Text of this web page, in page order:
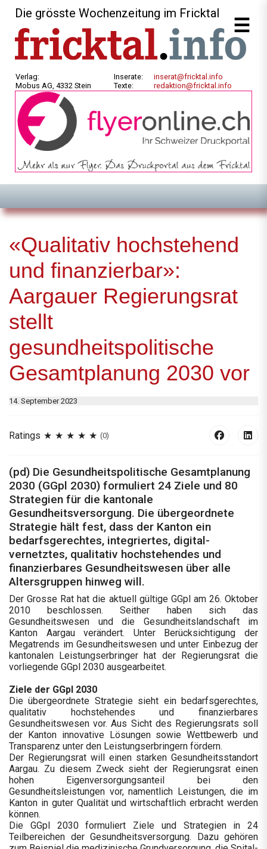
Die grösste Wochenzeitung im Fricktal
Verlag:
Mobus AG, 4332 Stein
Inserate:
Texte:
inserat@fricktal.info
redaktion@fricktal.info
«Qualitativ hochstehend
und finanzierbar»:
Aargauer Regierungsrat
stellt
gesundheitspolitische
Gesamtplanung 2030 vor
14. September 2023
Ratings (0)
(pd) Die Gesundheitspolitische Gesamtplanung
2030 (GGpl 2030) formuliert 24 Ziele und 80
Strategien für die kantonale
Gesundheitsversorgung. Die übergeordnete
Strategie hält fest, dass der Kanton ein
bedarfsgerechtes, integriertes, digital-
vernetztes, qualitativ hochstehendes und
finanzierbares Gesundheitswesen über alle
Altersgruppen hinweg will.
Der Grosse Rat hat die aktuell gültige GGpl am 26. Oktober
2010 beschlossen. Seither haben sich das
Gesundheitswesen und die Gesundheitslandschaft im
Kanton Aargau verändert. Unter Berücksichtigung der
Megatrends im Gesundheitswesen und unter Einbezug der
kantonalen Leistungserbringer hat der Regierungsrat die
vorliegende GGpl 2030 ausgearbeitet.
Ziele der GGpl 2030
Die übergeordnete Strategie sieht ein bedarfsgerechtes,
qualitativ hochstehendes und finanzierbares
Gesundheitswesen vor. Aus Sicht des Regierungsrats soll
der Kanton innovative Lösungen sowie Wettbewerb und
Transparenz unter den Leistungserbringern fördern.
Der Regierungsrat will einen starken Gesundheitsstandort
Aargau. Zu diesem Zweck sieht der Regierungsrat einen
hohen Eigenversorgungsanteil bei den
Gesundheitsleistungen vor, namentlich Leistungen, die im
Kanton in guter Qualität und wirtschaftlich erbracht werden
können.
Die GGpl 2030 formuliert Ziele und Strategien in 24
Teilbereichen der Gesundheitsversorgung. Dazu gehören